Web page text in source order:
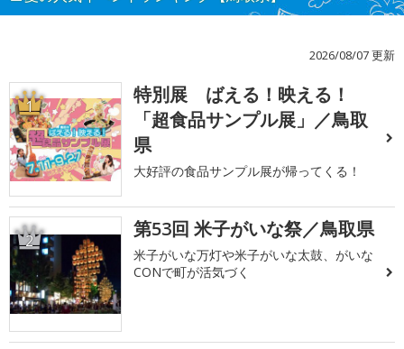
2026/08/07 更新
1
特別展 ばえる！映える！
「超食品サンプル展」／鳥取
県
大好評の食品サンプル展が帰ってくる！
2 第53回 米子がいな祭／鳥取県
米子がいな万灯や米子がいな太鼓、がいな
CONで町が活気づく